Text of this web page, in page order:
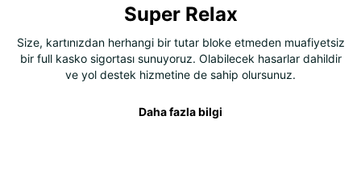
Super Relax
Size, kartınızdan herhangi bir tutar bloke etmeden muafiyetsiz
bir full kasko sigortası sunuyoruz. Olabilecek hasarlar dahildir
ve yol destek hizmetine de sahip olursunuz.
Daha fazla bilgi